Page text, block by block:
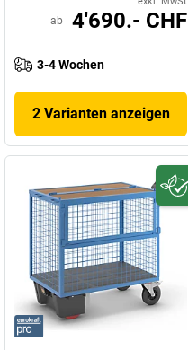
ab 4'690.- CHF
3-4 Wochen
2 Varianten anzeigen